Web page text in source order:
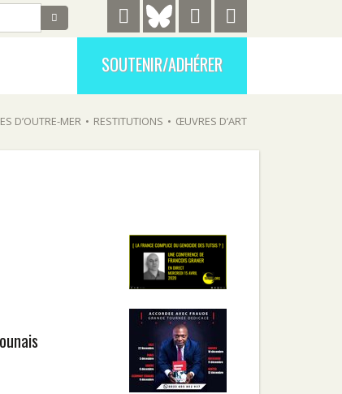
SOUTENIR/ADHÉRER
D’OUTRE-MER • RESTITUTIONS • ŒUVRES D’ART